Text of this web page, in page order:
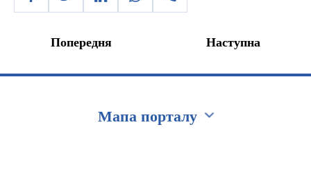
Попередня Наступна
Мапа порталу